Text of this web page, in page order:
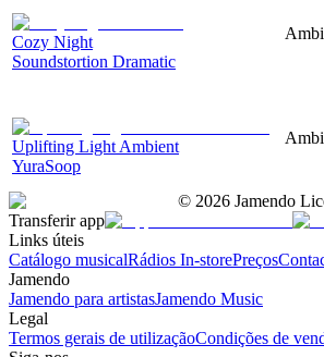
Cozy Night
Soundstortion Dramatic
Uplifting Light Ambient
YuraSoop
© 2026 Jamendo
Transferir app
Links úteis
Catálogo musicalRádios In-storePreços
Jamendo
Jamendo para artistasJamendo Music
Legal
Termos gerais de utilizaçãoCondições de